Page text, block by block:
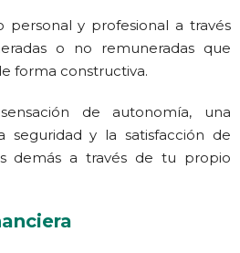
personal y profesional a través
o no remuneradas que
forma constructiva.
de autonomía, una
seguridad y la satisfacción de
demás a través de tu propio